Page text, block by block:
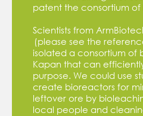
patent the consortium
Scientists from
(please see the
isolated a consortium of
Kapan that can
purpose. We could use
create bioreactors for
leftover ore by
local people and